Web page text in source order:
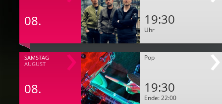
08. 19:30
Uhr
SAMSTAG
AUGUST
08.
Pop
19:30
Ende: 22:00